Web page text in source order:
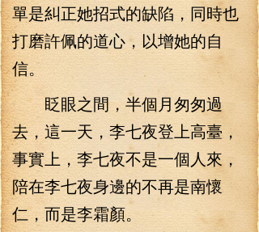
單是糾正她招式的缺陷，同時也
打磨許佩的道心，以增她的自
信。
眨眼之間，半個月匆匆過
去，這一天，李七夜登上高臺，
事實上，李七夜不是一個人來，
陪在李七夜身邊的不再是南懷
仁，而是李霜顏。